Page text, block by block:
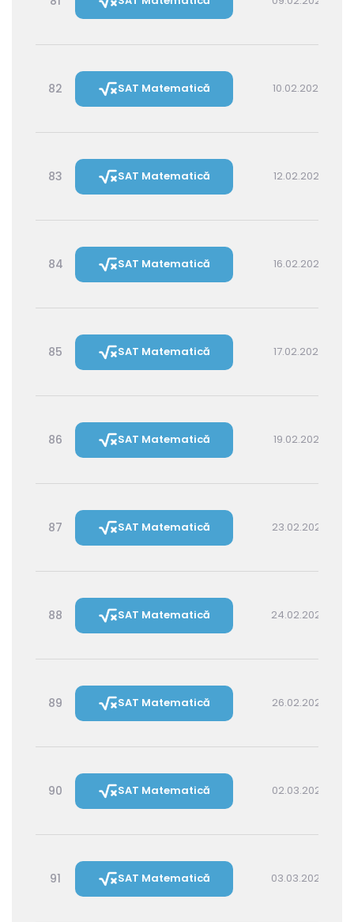
82 SAT Matematică 10.02.2027 14:30
83 SAT Matematică 12.02.2027 16:00
84 SAT Matematică 16.02.2027 16:00
85 SAT Matematică 17.02.2027 14:30
86 SAT Matematică 19.02.2027 16:00
87 SAT Matematică 23.02.2027 16:00
88 SAT Matematică 24.02.2027 14:30
89 SAT Matematică 26.02.2027 16:00
90 SAT Matematică 02.03.2027 16:00
91 SAT Matematică 03.03.2027 14:30